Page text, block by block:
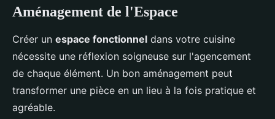
Aménagement de l'Espace
Créer un espace fonctionnel dans votre cuisine
nécessite une réflexion soigneuse sur l'agencement
de chaque élément. Un bon aménagement peut
transformer une pièce en un lieu à la fois pratique et
agréable.